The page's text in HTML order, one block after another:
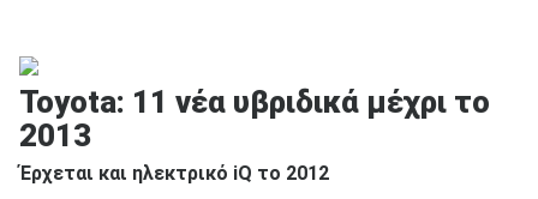
Toyota: 11 νέα υβριδικά μέχρι το
2013
Έρχεται και ηλεκτρικό iQ το 2012